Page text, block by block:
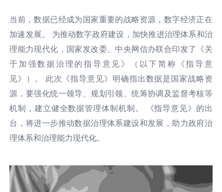
当前，数据已经成为国家重要的战略资源，数字经济正在
加速发展。
为推动数字政府建设，加快推进治理体系和治
理能力现代化，国家发改委、中央网信办联合印发了《关
于加强数据治理的指导意见》（以下简称《指导意
见》）。
此次《指导意见》明确指出数据是国家战略资
源，要强化统一领导、规划引领、统筹协调及监督考核等
机制，建立健全数据管理体制机制。
《指导意见》的出
台，将进一步推动数据治理体系建设和发展，助力政府治
理体系和治理能力现代化。